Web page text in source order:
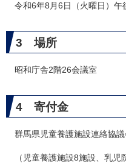
令和6年8月6日（火曜日）午
3 場所
昭和庁舎2階26会議室
4 寄付金
群馬県児童養護施設連絡協
（児童養護施設8施設、乳児